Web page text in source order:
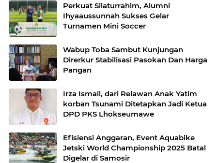
Perkuat Silaturrahim, Alumni
Ihyaaussunnah Sukses Gelar
Turnamen Mini Soccer
Wabup Toba Sambut Kunjungan
Direrkur Stabilisasi Pasokan Dan Harga
Pangan
Irza Ismail, dari Relawan Anak Yatim
korban Tsunami Ditetapkan Jadi Ketua
DPD PKS Lhokseumawe
Efisiensi Anggaran, Event Aquabike
Jetski World Championship 2025 Batal
Digelar di Samosir